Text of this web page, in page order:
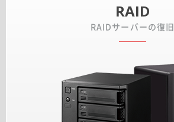
RAID
RAIDサーバーの復旧